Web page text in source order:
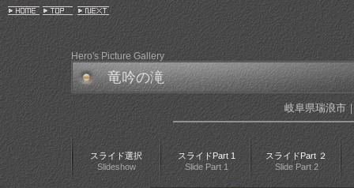
Hero's Picture Gallery
竜吟の滝
岐阜県瑞浪市
スライド選択
Slideshow
スライドPart 1
Slide Part 1
スライドPart ２
Slide Part 2